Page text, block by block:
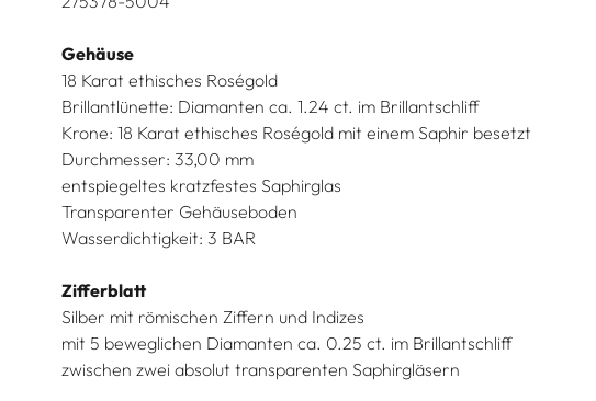
Gehäuse
18 Karat ethisches Roségold
Brillantlünette: Diamanten ca. 1.24 ct. im Brillantschliff
Krone: 18 Karat ethisches Roségold mit einem Saphir besetzt
Durchmesser: 33,00 mm
entspiegeltes kratzfestes Saphirglas
Transparenter Gehäuseboden
Wasserdichtigkeit: 3 BAR
Zifferblatt
Silber mit römischen Ziffern und Indizes
mit 5 beweglichen Diamanten ca. 0.25 ct. im Brillantschliff
zwischen zwei absolut transparenten Saphirgläsern